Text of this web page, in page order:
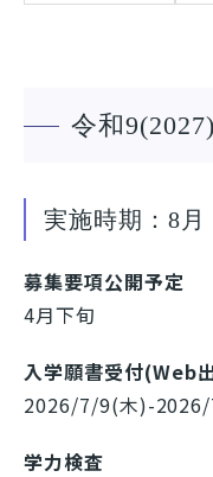
令和
実施時期：8月
募集要項公開予定
4月下旬
入学願書受付(Web
2026/7/9(木)-
学力検査